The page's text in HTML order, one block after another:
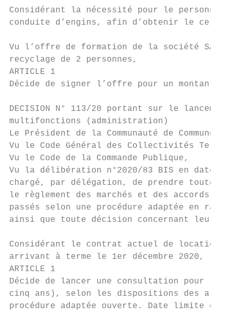
Considérant la nécessité pour le
conduite d’engins, afin d’obtenir le
Vu l’offre de formation de la société SAS
recyclage de 2 personnes,
ARTICLE 1
Décide de signer l’offre pour un montant 1
DECISION N° 113/20 portant sur le
multifonctions (administration)
Le Président de la Communauté de Communes
Vu le Code Général des Collectivités
Vu le Code de la Commande Publique,
Vu la délibération n°2020/83 BIS en date
chargé, par délégation, de prendre
le règlement des marchés et des accords-
passés selon une procédure adaptée en
ainsi que toute décision concernant leurs
Considérant le contrat actuel de location
arrivant à terme le 1er décembre 2020,
ARTICLE 1
Décide de lancer une consultation pour le
cinq ans), selon les dispositions des
procédure adaptée ouverte. Date limite de